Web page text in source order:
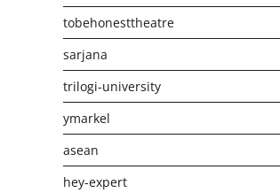
tobehonesttheatre
sarjana
trilogi-university
ymarkel
asean
hey-expert